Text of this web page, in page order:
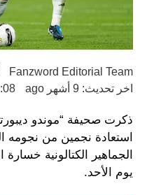
Fanzword Editorial Team
اخر تحديث: 9 أشهر ago
ذكرت صحيفة “موندو
استعادة نجمين من نجومه
يوم الأحد.